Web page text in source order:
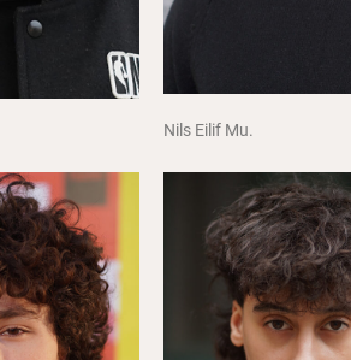
Nils Eilif Mu.